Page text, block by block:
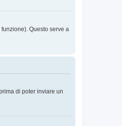
Questo serve a
di poter inviare un